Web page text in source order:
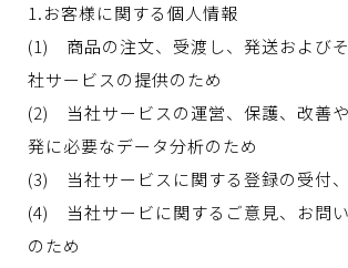
1.お客様に関する個人情報
(1) 商品の注文、受渡し、発送および
社サービスの提供のため
(2) 当社サービスの運営、保護、改善
発に必要なデータ分析のため
(3) 当社サービスに関する登録の受付
(4) 当社サービに関するご意見、お問
のため